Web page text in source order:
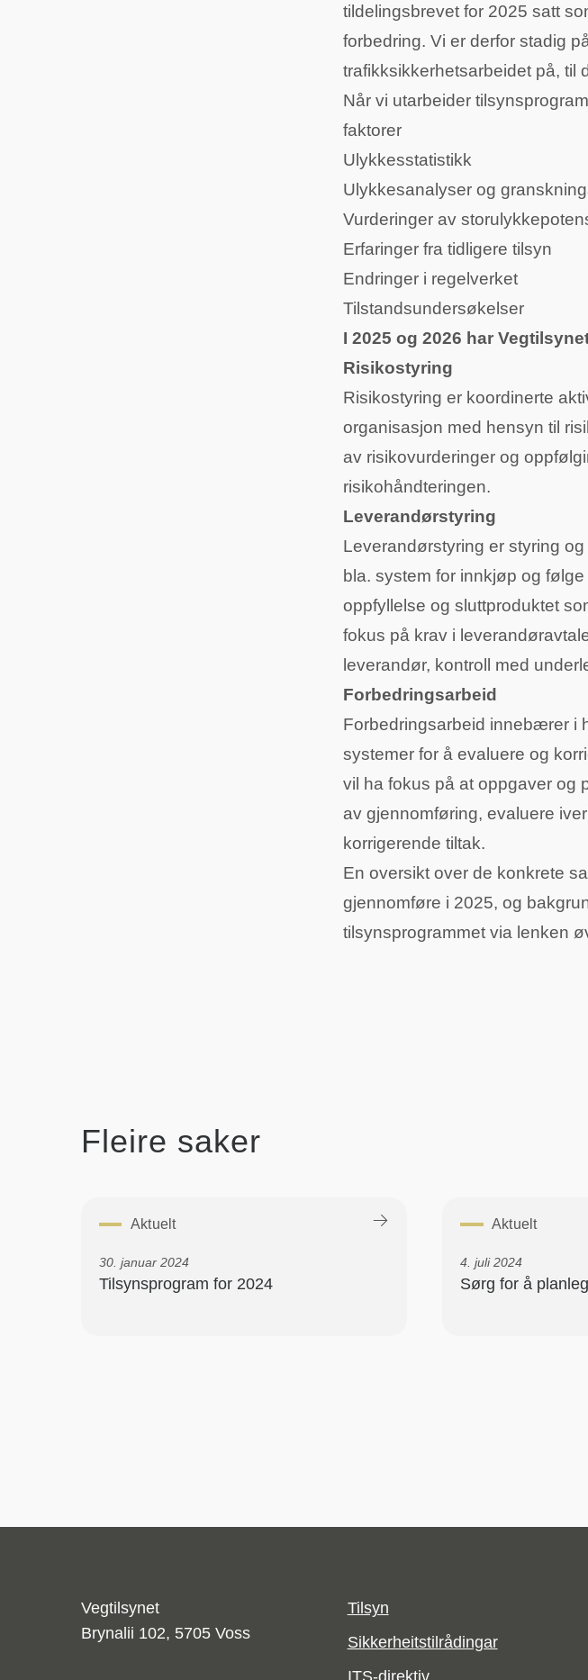
tildelingsbrevet for 2025 satt
forbedring. Vi er derfor stadig
trafikksikkerhetsarbeidet på, til
Når vi utarbeider
faktorer
Ulykkesstatistikk
Ulykkesanalyser og
Vurderinger av
Erfaringer fra tidligere tilsyn
Endringer i regelverket
Tilstandsundersøkelser
I 2025 og 2026 har
Risikostyring
Risikostyring er koordinerte
organisasjon med hensyn til
av risikovurderinger og
risikohåndteringen.
Leverandørstyring
Leverandørstyring er styring
bla. system for innkjøp og
oppfyllelse og sluttproduktet
fokus på krav i
leverandør, kontroll med
Forbedringsarbeid
Forbedringsarbeid innebærer i
systemer for å evaluere og
vil ha fokus på at oppgaver og
av gjennomføring, evaluere
korrigerende tiltak.
En oversikt over de konkrete
gjennomføre i 2025, og
tilsynsprogrammet via lenken
Fleire saker
Aktuelt
30. januar 2024
Tilsynsprogram for 2024
Aktuelt
4. juli 2024
Sørg for å
Vegtilsynet
Brynalii 102, 5705 Voss
Tilsyn
Sikkerheitstilrådingar
ITS-direktiv